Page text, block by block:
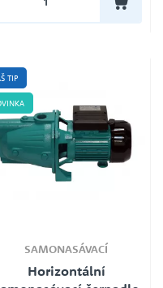
TIP
SAMONASÁVACÍ
Horizontální